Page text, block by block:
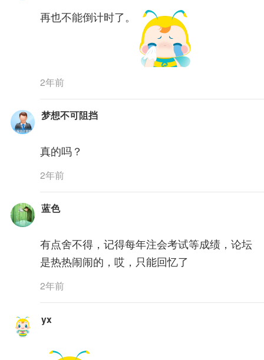
再也不能倒计时了。
2年前
梦想不可阻挡
真的吗？
2年前
蓝色
有点舍不得，记得每年注会考试等成绩，论坛
是热热闹闹的，哎，只能回忆了
2年前
yx